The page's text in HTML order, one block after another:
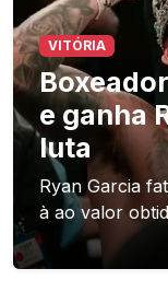
VITÓRIA
e ganha
luta
Ryan Garcia
à ao valor